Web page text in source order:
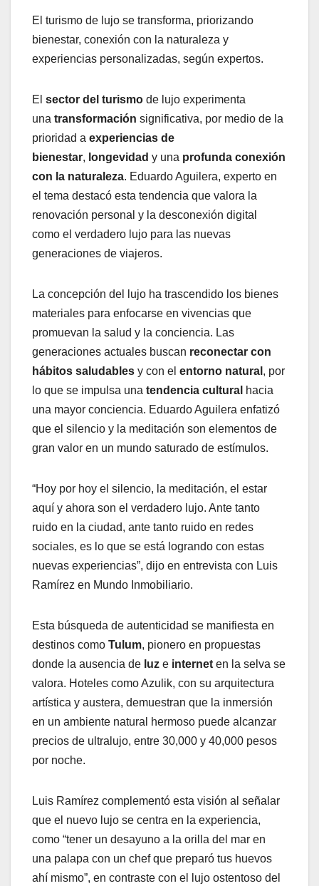
El turismo de lujo se transforma, priorizando
bienestar, conexión con la naturaleza y
experiencias personalizadas, según expertos.
El sector del turismo de lujo experimenta
una transformación significativa, por medio de la
prioridad a experiencias de
bienestar, longevidad y una profunda conexión
con la naturaleza. Eduardo Aguilera, experto en
el tema destacó esta tendencia que valora la
renovación personal y la desconexión digital
como el verdadero lujo para las nuevas
generaciones de viajeros.
La concepción del lujo ha trascendido los bienes
materiales para enfocarse en vivencias que
promuevan la salud y la conciencia. Las
generaciones actuales buscan reconectar con
hábitos saludables y con el entorno natural , por
lo que se impulsa una tendencia cultural hacia
una mayor conciencia. Eduardo Aguilera enfatizó
que el silencio y la meditación son elementos de
gran valor en un mundo saturado de estímulos.
“Hoy por hoy el silencio, la meditación, el estar
aquí y ahora son el verdadero lujo. Ante tanto
ruido en la ciudad, ante tanto ruido en redes
sociales, es lo que se está logrando con estas
nuevas experiencias”, dijo en entrevista con Luis
Ramírez en Mundo Inmobiliario.
Esta búsqueda de autenticidad se manifiesta en
destinos como Tulum, pionero en propuestas
donde la ausencia de luz e internet en la selva se
valora. Hoteles como Azulik, con su arquitectura
artística y austera, demuestran que la inmersión
en un ambiente natural hermoso puede alcanzar
precios de ultralujo, entre 30,000 y 40,000 pesos
por noche.
Luis Ramírez complementó esta visión al señalar
que el nuevo lujo se centra en la experiencia,
como “tener un desayuno a la orilla del mar en
una palapa con un chef que preparó tus huevos
ahí mismo”, en contraste con el lujo ostentoso del